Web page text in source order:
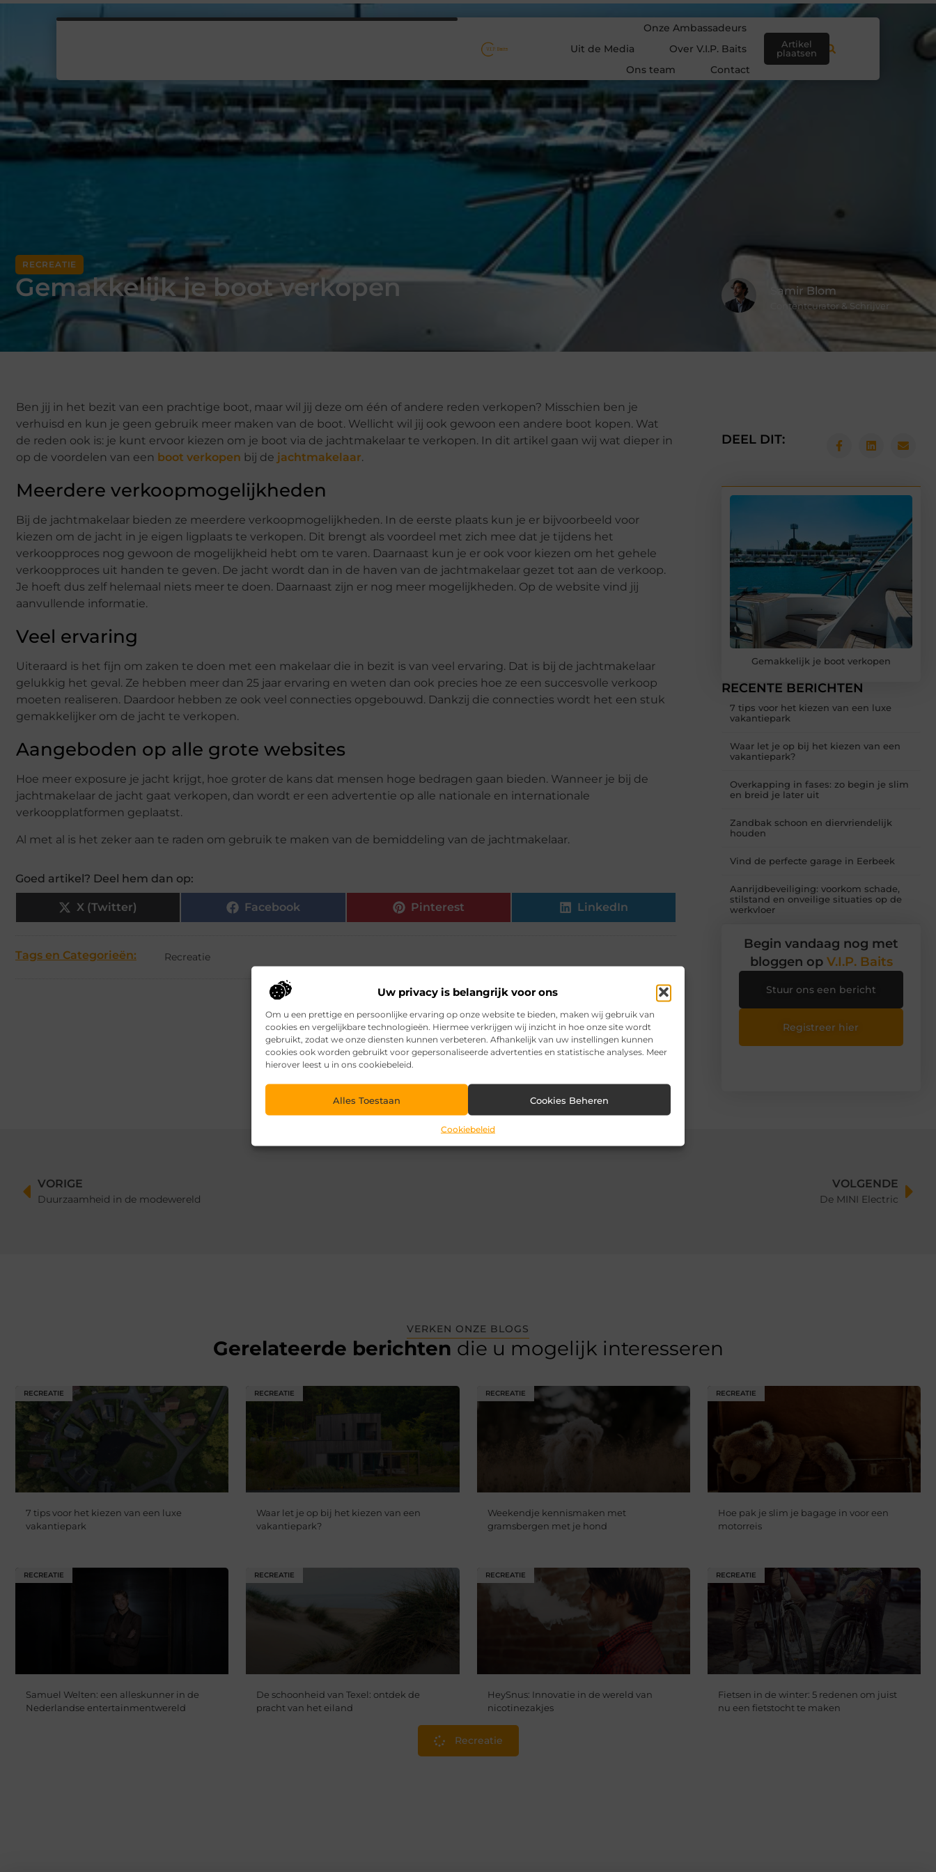
Uw privacy is belangrijk voor ons
Om u een prettige en persoonlijke ervaring op onze website te bieden, maken wij gebruik van
cookies en vergelijkbare technologieën. Hiermee verkrijgen wij inzicht in hoe onze site wordt
gebruikt, zodat we onze diensten kunnen verbeteren. Afhankelijk van uw instellingen kunnen
cookies ook worden gebruikt voor gepersonaliseerde advertenties en statistische analyses. Meer
hierover leest u in ons cookiebeleid.
Alles Toestaan Cookies Beheren
Cookiebeleid
Onze Ambassadeurs
Uit de Media
Over V.I.P. Baits
Ons team
Contact
Artikel
plaatsen
RECREATIE
Gemakkelijk je boot verkopen Samir Blom
Contentcurator & Schrijver
Ben jij in het bezit van een prachtige boot, maar wil jij deze om één of andere reden verkopen? Misschien ben je
verhuisd en kun je geen gebruik meer maken van de boot. Wellicht wil jij ook gewoon een andere boot kopen. Wat
de reden ook is: je kunt ervoor kiezen om je boot via de jachtmakelaar te verkopen. In dit artikel gaan wij wat dieper in
op de voordelen van een boot verkopen bij de jachtmakelaar.
Meerdere verkoopmogelijkheden
Bij de jachtmakelaar bieden ze meerdere verkoopmogelijkheden. In de eerste plaats kun je er bijvoorbeeld voor
kiezen om de jacht in je eigen ligplaats te verkopen. Dit brengt als voordeel met zich mee dat je tijdens het
verkoopproces nog gewoon de mogelijkheid hebt om te varen. Daarnaast kun je er ook voor kiezen om het gehele
verkoopproces uit handen te geven. De jacht wordt dan in de haven van de jachtmakelaar gezet tot aan de verkoop.
Je hoeft dus zelf helemaal niets meer te doen. Daarnaast zijn er nog meer mogelijkheden. Op de website vind jij
aanvullende informatie.
Veel ervaring
Uiteraard is het fijn om zaken te doen met een makelaar die in bezit is van veel ervaring. Dat is bij de jachtmakelaar
gelukkig het geval. Ze hebben meer dan 25 jaar ervaring en weten dan ook precies hoe ze een succesvolle verkoop
moeten realiseren. Daardoor hebben ze ook veel connecties opgebouwd. Dankzij die connecties wordt het een stuk
gemakkelijker om de jacht te verkopen.
Aangeboden op alle grote websites
Hoe meer exposure je jacht krijgt, hoe groter de kans dat mensen hoge bedragen gaan bieden. Wanneer je bij de
jachtmakelaar de jacht gaat verkopen, dan wordt er een advertentie op alle nationale en internationale
verkoopplatformen geplaatst.
Al met al is het zeker aan te raden om gebruik te maken van de bemiddeling van de jachtmakelaar.
Goed artikel? Deel hem dan op:
X (Twitter) Facebook Pinterest LinkedIn
Tags en Categorieën: Recreatie
DEEL DIT:
Gemakkelijk je boot verkopen
RECENTE BERICHTEN
7 tips voor het kiezen van een luxe
vakantiepark
Waar let je op bij het kiezen van een
vakantiepark?
Overkapping in fases: zo begin je slim
en breid je later uit
Zandbak schoon en diervriendelijk
houden
Vind de perfecte garage in Eerbeek
Aanrijdbeveiliging: voorkom schade,
stilstand en onveilige situaties op de
werkvloer
Begin vandaag nog met
bloggen op V.I.P. Baits
Stuur ons een bericht
Registreer hier
VORIGE
Duurzaamheid in de modewereld
VOLGENDE
De MINI Electric
VERKEN ONZE BLOGS
Gerelateerde berichten die u mogelijk interesseren
RECREATIE
7 tips voor het kiezen van een luxe
vakantiepark
RECREATIE
Waar let je op bij het kiezen van een
vakantiepark?
RECREATIE
Weekendje kennismaken met
gramsbergen met je hond
RECREATIE
Hoe pak je slim je bagage in voor een
motorreis
RECREATIE
Samuel Welten: een alleskunner in de
Nederlandse entertainmentwereld
RECREATIE
De schoonheid van Texel: ontdek de
pracht van het eiland
RECREATIE
HeySnus: Innovatie in de wereld van
nicotinezakjes
RECREATIE
Fietsen in de winter: 5 redenen om juist
nu een fietstocht te maken
Recreatie